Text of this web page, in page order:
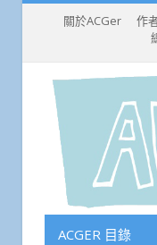
關於ACGer 作
ACGER 目錄